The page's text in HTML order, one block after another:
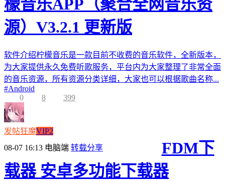
檬音乐APP（聚合全网音乐资
源）V3.2.1 更新版
软件介绍柠檬音乐是一款目前不收费的音乐软件，全新版本，
为大家提供永久免费听歌服务，平台内为大家整理了非常全面
的音乐资源，所有资源分类详细，大家也可以根据歌曲名称...
#Android
0
8 399
发帖狂魔VIP2
08-07 16:13 电脑端 转载分享
FDM下
载器 安卓多功能下载器